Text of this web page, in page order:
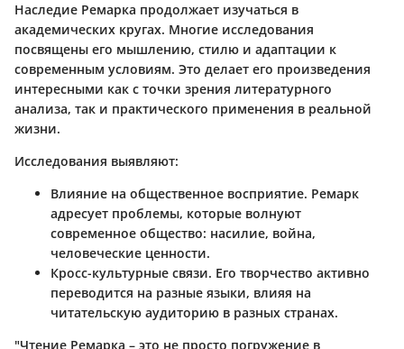
Наследие Ремарка продолжает изучаться в
академических кругах. Многие исследования
посвящены его мышлению, стилю и адаптации к
современным условиям. Это делает его произведения
интересными как с точки зрения литературного
анализа, так и практического применения в реальной
жизни.
Исследования выявляют:
Влияние на общественное восприятие. Ремарк
адресует проблемы, которые волнуют
современное общество: насилие, война,
человеческие ценности.
Кросс-культурные связи. Его творчество активно
переводится на разные языки, влияя на
читательскую аудиторию в разных странах.
"Чтение Ремарка – это не просто погружение в